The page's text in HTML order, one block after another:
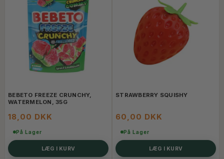
BEBETO FREEZE CRUNCHY,
WATERMELON, 35G
18,00 DKK
På Lager
LÆG I KURV
STRAWBERRY SQUISHY
60,00 DKK
På Lager
LÆG I KURV